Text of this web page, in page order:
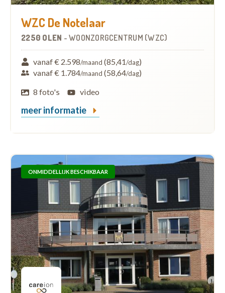
WZC De Notelaar
2250 OLEN - WOONZORGCENTRUM (WZC)
vanaf € 2.598/maand (85,41/dag)
vanaf € 1.784/maand (58,64/dag)
8 foto's
video
meer informatie
ONMIDDELLIJK BESCHIKBAAR